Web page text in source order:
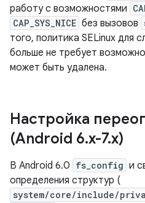
работу с возможностями
CAP_SYS_NICE без вызовов
того, политика SELinux для
больше не требует
может быть удалена.
Настройка
(Android 6.x-7.x)
В Android 6.0 fs_config и
определения структур (
system/core/include/